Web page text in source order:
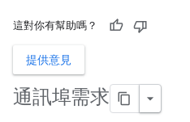
這對你有幫助嗎？
提供意見
通訊埠需求